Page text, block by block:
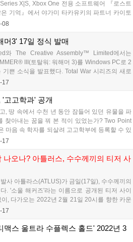
X|S, Xbox One 전용 소프트웨어 『로스트
기억』에서 야가미 타카유키의 파트너 카이토
추가 스토리를 즐길 수 있는 다운로드 콘텐츠
08
머3' 17일 정식 발매
와 The Creative Assembly™ Limited에서는
III(토탈워: 워해머 3)를 Windows PC로 2
기쁜 소식을 발표했다. Total War 시리즈의 새로
뿐만 아니라 엄청난 스케일도 자랑하는 게임,
17
고고학과' 공개
, 땅 속에서 수천 년 동안 잠들어 있던 유물을 파
찾아내는 꿈을 꿔 본 적이 있었는가? Two Point
마음 속 학자를 되살려 고고학부에 등록할 수 있
먼지떨이를 가지고 부와 명예를 거머쥘 수 있는
17
나오나? 아틀러스, 수수께끼의 티저 사
사 아틀라스(ATLUS)가 금일(17일), 수수께끼의
. '소울 해커즈'라는 이름으로 공개된 티저 사이
, 다가오는 2022년 2월 21일 20시를 향한 카운
있을 뿐이다. 현재 뚜렷하게 밝혀진 정보는 없
17
맥스 울트라 수플렉스 홀드' 2022년 3